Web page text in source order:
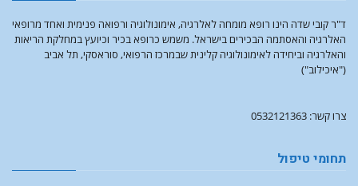
ד"ר קובי שדה הינו רופא מומחה לאלרגיה, אימונולוגיה ורפואה פנימית ואחד מרופאי
האלרגיה והאסתמה הבכירים בישראל. משמש כרופא בכיר וכיועץ במחלקת הריאות
והאלרגיה וביחידה לאימונולוגיה קלינית שבמרכז הרפואי, סוראסקי, תל אביב
("איכילוב")
צרו קשר: 0532121363
תחומי טיפול